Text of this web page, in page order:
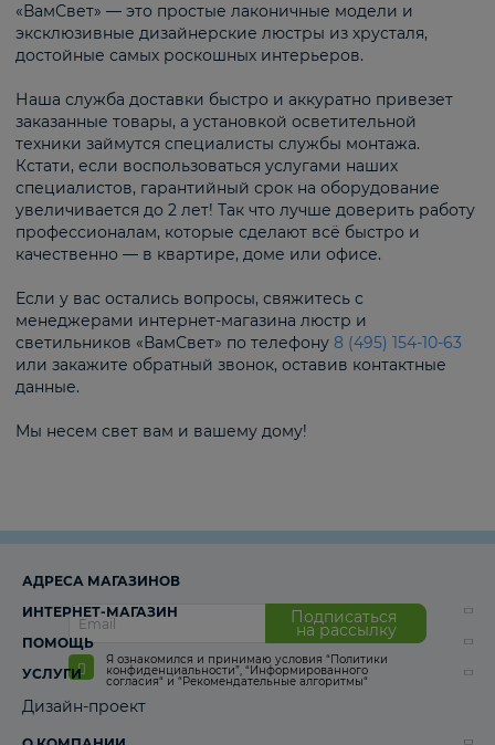
«ВамСвет» — это простые лаконичные модели и
эксклюзивные дизайнерские люстры из хрусталя,
достойные самых роскошных интерьеров.
Наша служба доставки быстро и аккуратно привезет
заказанные товары, а установкой осветительной
техники займутся специалисты службы монтажа.
Кстати, если воспользоваться услугами наших
специалистов, гарантийный срок на оборудование
увеличивается до 2 лет! Так что лучше доверить работу
профессионалам, которые сделают всё быстро и
качественно — в квартире, доме или офисе.
Если у вас остались вопросы, свяжитесь с
менеджерами интернет-магазина люстр и
светильников «ВамСвет» по телефону 8 (495) 154-10-63
или закажите обратный звонок, оставив контактные
данные.
Мы несем свет вам и вашему дому!
Подписаться
на рассылку
Я ознакомился и принимаю условия “Политики
конфиденциальности”, “Информированного
согласия“ и “Рекомендательные алгоритмы“
АДРЕСА МАГАЗИНОВ
ИНТЕРНЕТ-МАГАЗИН
ПОМОЩЬ
УСЛУГИ
Дизайн-проект